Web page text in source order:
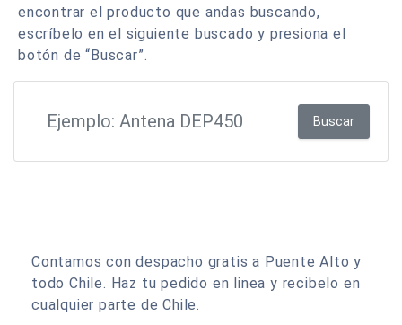
encontrar el producto que andas buscando,
escríbelo en el siguiente buscado y presiona el
botón de “Buscar”.
Buscar
Contamos con despacho gratis a Puente Alto y
todo Chile. Haz tu pedido en linea y recibelo en
cualquier parte de Chile.